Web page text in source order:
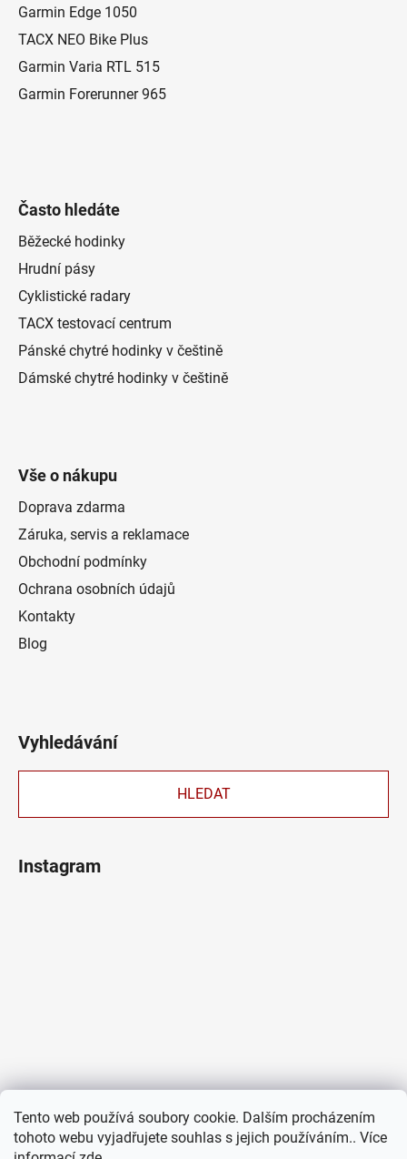
Tento web používá soubory cookie. Dalším procházením
tohoto webu vyjadřujete souhlas s jejich používáním.. Více
Garmin Edge 1050
TACX NEO Bike Plus
Garmin Varia RTL 515
Garmin Forerunner 965
Často hledáte
Běžecké hodinky
Hrudní pásy
Cyklistické radary
TACX testovací centrum
Pánské chytré hodinky v češtině
Dámské chytré hodinky v češtině
Vše o nákupu
Doprava zdarma
Záruka, servis a reklamace
Obchodní podmínky
Ochrana osobních údajů
Kontakty
Blog
Vyhledávání
HLEDAT
Instagram